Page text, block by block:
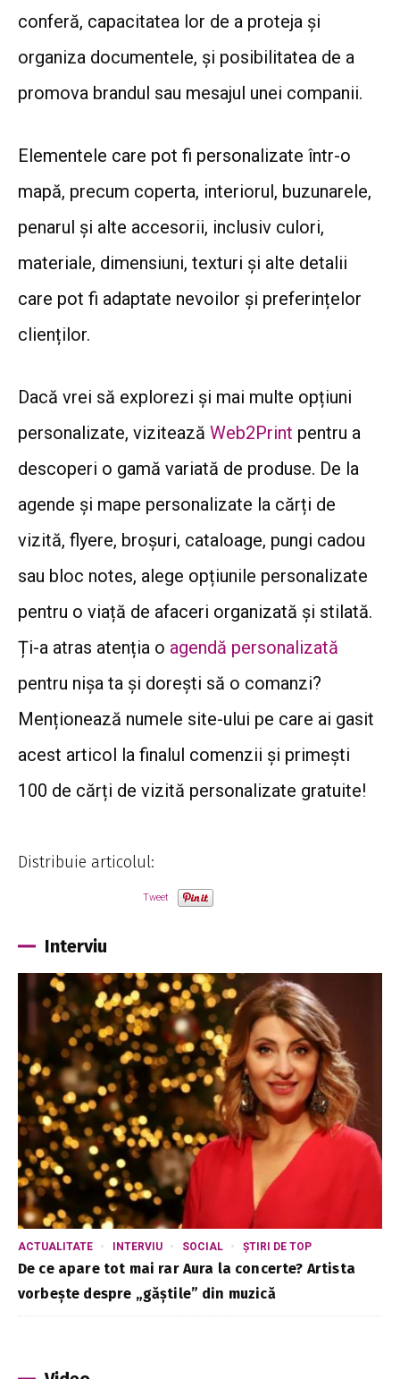
conferă, capacitatea lor de a proteja și
organiza documentele, și posibilitatea de a
promova brandul sau mesajul unei companii.
Elementele care pot fi personalizate într-o
mapă, precum coperta, interiorul, buzunarele,
penarul și alte accesorii, inclusiv culori,
materiale, dimensiuni, texturi și alte detalii
care pot fi adaptate nevoilor și preferințelor
clienților.
Dacă vrei să explorezi și mai multe opțiuni
personalizate, vizitează Web2Print pentru a
descoperi o gamă variată de produse. De la
agende și mape personalizate la cărți de
vizită, flyere, broșuri, cataloage, pungi cadou
sau bloc notes, alege opțiunile personalizate
pentru o viață de afaceri organizată și stilată.
Ți-a atras atenția o agendă personalizată
pentru nișa ta și dorești să o comanzi?
Menționează numele site-ului pe care ai gasit
acest articol la finalul comenzii și primești
100 de cărți de vizită personalizate gratuite!
Distribuie articolul:
Tweet
Interviu
ACTUALITATE INTERVIU SOCIAL ȘTIRI DE TOP
De ce apare tot mai rar Aura la concerte? Artista
vorbește despre „găștile” din muzică